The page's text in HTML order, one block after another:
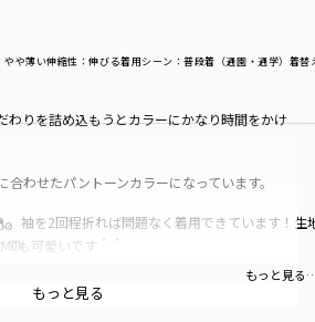
：やや薄い伸縮性 ：伸びる着用シーン ：普段着（通園・通学） 着替
袖を2回程折れば問題なく着用できています！生
も可愛いです＾＾
もっと見る
わりを詰め込もうとカラーにかなり時間をかけ
わせたパントーンカラーになっています。
もっと見る